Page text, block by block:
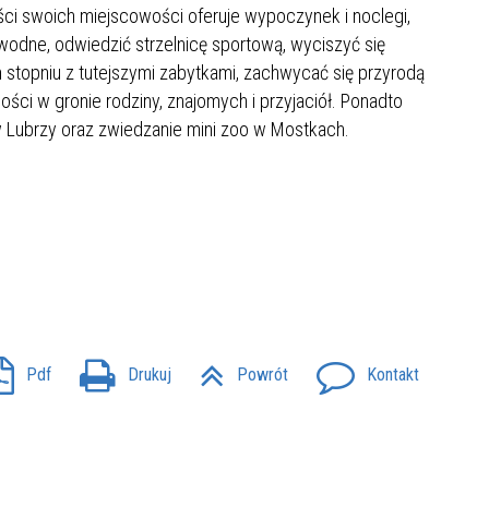
swoich miejscowości oferuje wypoczynek i noclegi,
odwiedzić strzelnicę sportową, wyciszyć się
z tutejszymi zabytkami, zachwycać się przyrodą
w gronie rodziny, znajomych i przyjaciół. Ponadto
oraz zwiedzanie mini zoo w Mostkach.
Pdf Drukuj Powrót Kontakt